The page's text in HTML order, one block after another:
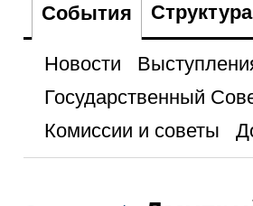
События Структура
Новости
Государственный
Комиссии и советы